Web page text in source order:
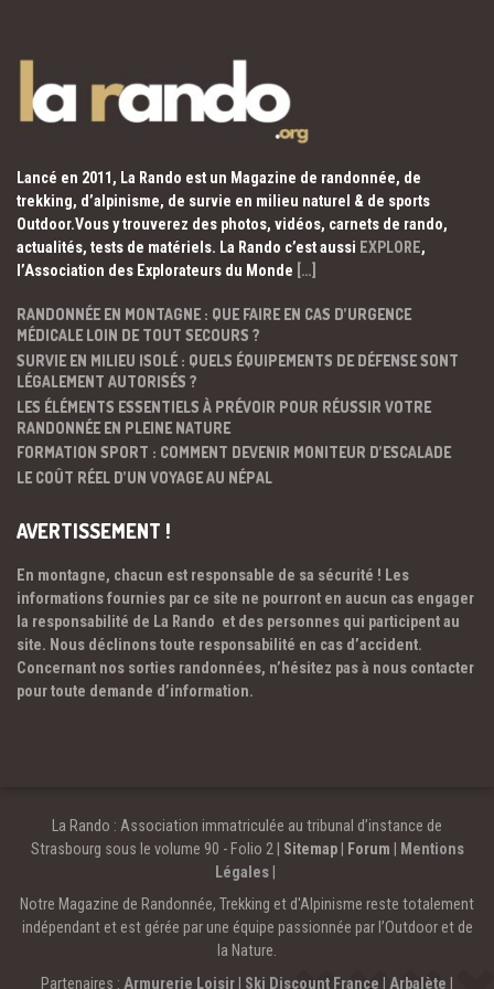
Lancé en 2011, La Rando est un Magazine de randonnée, de
trekking, d’alpinisme, de survie en milieu naturel & de sports
Outdoor.Vous y trouverez des photos, vidéos, carnets de rando,
actualités, tests de matériels. La Rando c’est aussi EXPLORE,
l’Association des Explorateurs du Monde […]
RANDONNÉE EN MONTAGNE : QUE FAIRE EN CAS D’URGENCE
MÉDICALE LOIN DE TOUT SECOURS ?
SURVIE EN MILIEU ISOLÉ : QUELS ÉQUIPEMENTS DE DÉFENSE SONT
LÉGALEMENT AUTORISÉS ?
LES ÉLÉMENTS ESSENTIELS À PRÉVOIR POUR RÉUSSIR VOTRE
RANDONNÉE EN PLEINE NATURE
FORMATION SPORT : COMMENT DEVENIR MONITEUR D’ESCALADE
LE COÛT RÉEL D’UN VOYAGE AU NÉPAL
AVERTISSEMENT !
En montagne, chacun est responsable de sa sécurité ! Les
informations fournies par ce site ne pourront en aucun cas engager
la responsabilité de La Rando et des personnes qui participent au
site. Nous déclinons toute responsabilité en cas d’accident.
Concernant nos sorties randonnées, n’hésitez pas à nous contacter
pour toute demande d’information.
La Rando : Association immatriculée au tribunal d’instance de
Strasbourg sous le volume 90 - Folio 2 | Sitemap| Forum | Mentions
Légales |
Notre Magazine de Randonnée, Trekking et d'Alpinisme reste totalement
indépendant et est gérée par une équipe passionnée par l’Outdoor et de
la Nature.
Partenaires : Armurerie Loisir Ski Discount France Arbalète